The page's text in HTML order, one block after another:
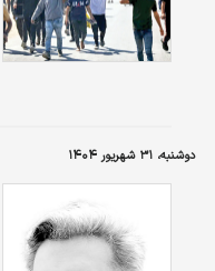
دوشنبه، ۳۱ شهریور ۱۴۰۴